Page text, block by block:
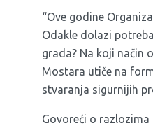
“Ove godine
Odakle dolazi
grada? Na koji način
Mostara utiče na
stvaranja sigurnijih
Govoreći o